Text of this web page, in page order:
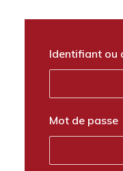
Identifiant ou
Mot de passe